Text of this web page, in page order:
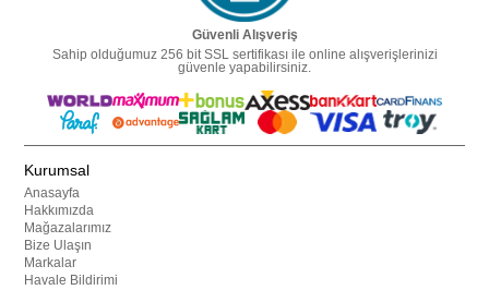
Güvenli Alışveriş
Sahip olduğumuz 256 bit SSL sertifikası ile online alışverişlerinizi
güvenle yapabilirsiniz.
Kurumsal
Anasayfa
Hakkımızda
Mağazalarımız
Bize Ulaşın
Markalar
Havale Bildirimi